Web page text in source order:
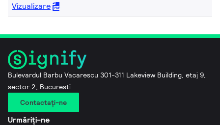
Vizualizare
Bulevardul Barbu Vacarescu 301-311 Lakeview Building, etaj 9,
sector 2, Bucuresti
Contactaţi-ne
Urmăriți-ne